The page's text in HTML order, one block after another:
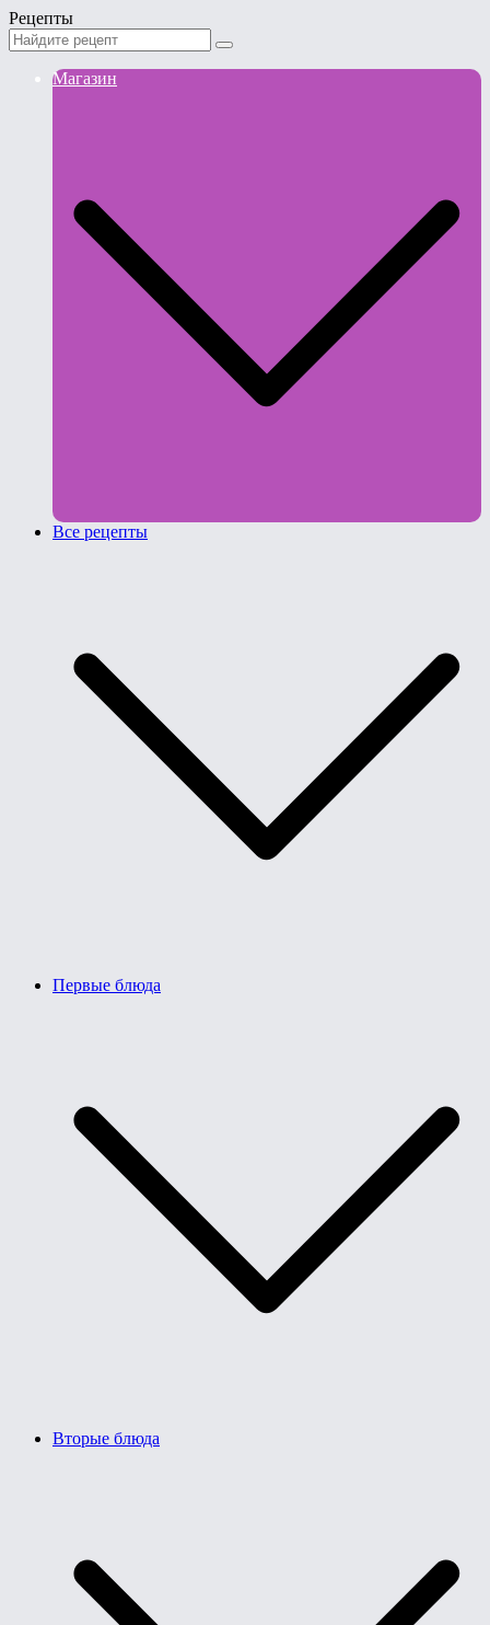
Рецепты
Магазин
Все рецепты
Первые блюда
Вторые блюда